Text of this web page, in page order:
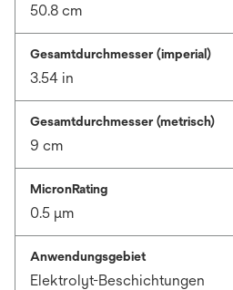
50.8 cm
Gesamtdurchmesser (imperial)
3.54 in
Gesamtdurchmesser (metrisch)
9 cm
MicronRating
0.5 μm
Anwendungsgebiet
Elektrolyt-Beschichtungen